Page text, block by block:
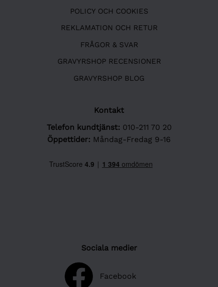
POLICY OCH COOKIES
REKLAMATION OCH RETUR
FRÅGOR & SVAR
GRAVYRSHOP RECENSIONER
GRAVYRSHOP BLOG
Kontakt
Telefon kundtjänst: 010-211 70 20
Öppettider: Måndag-Fredag 9-16
Sociala medier
Facebook